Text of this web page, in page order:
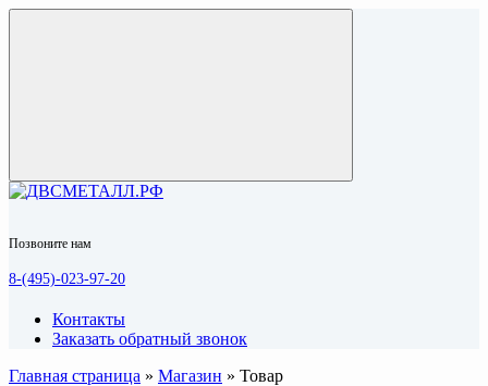
Позвоните нам
8-(495)-023-97-20
Контакты
Заказать обратный звонок
Главная страница » Магазин » Товар